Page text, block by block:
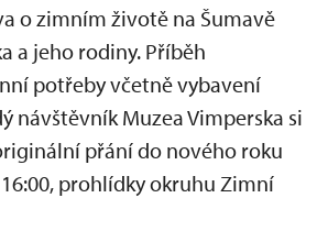
o zimním životě na Šumavě
a jeho rodiny. Příběh
potřeby včetně vybavení
návštěvník Muzea Vimperska si
přání do nového roku
prohlídky okruhu Zimní